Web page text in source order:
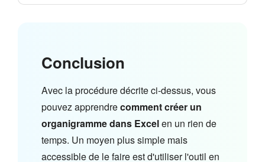
Conclusion
Avec la procédure décrite ci-dessus, vous
pouvez apprendrecomment créer un
organigramme dans Excelen un rien de
temps. Un moyen plus simple mais
accessible de le faire est d'utiliser l'outil en